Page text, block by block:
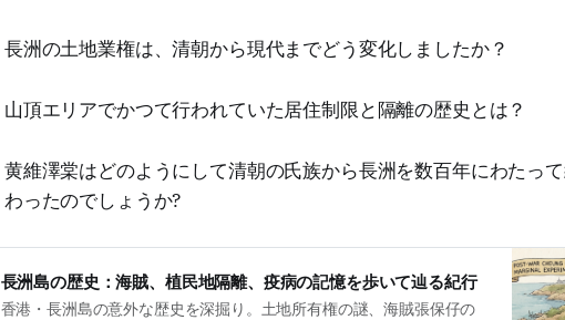
長洲の土地業権は、清朝から現代までどう変化しましたか？
山頂エリアでかつて行われていた居住制限と隔離の歴史とは？
黄維澤棠はどのようにして清朝の氏族から長洲を数百年にわたっ
わったのでしょうか?
長洲島の歴史：海賊、植民地隔離、疫病の記憶を歩いて辿る紀行
香港・長洲島の意外な歴史を深掘り。土地所有権の謎、海賊張保仔の